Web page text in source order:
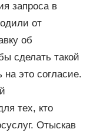
запроса в
от
об
сделать такой
на это согласие.
тех, кто
Отыскав